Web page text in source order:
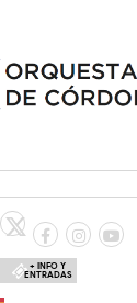
+ INFO Y
ENTRADAS